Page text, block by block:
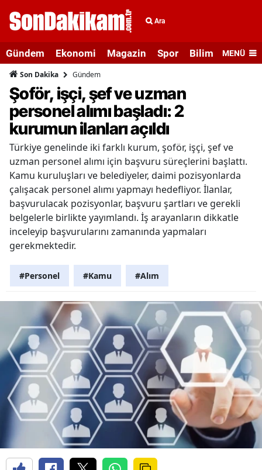
Ara
Gündem Ekonomi Magazin Spor Bilim veMENÜ
Son Dakika Gündem
Şoför, işçi, şef ve uzman
personel alımı başladı: 2
kurumun ilanları açıldı
Türkiye genelinde iki farklı kurum, şoför, işçi, şef ve
uzman personel alımı için başvuru süreçlerini başlattı.
Kamu kuruluşları ve belediyeler, daimi pozisyonlarda
çalışacak personel alımı yapmayı hedefliyor. İlanlar,
başvurulacak pozisyonlar, başvuru şartları ve gerekli
belgelerle birlikte yayımlandı. İş arayanların dikkatle
inceleyip başvurularını zamanında yapmaları
gerekmektedir.
#Personel #Kamu #Alım